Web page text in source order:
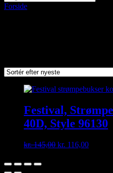
Forside
Festival,
40D, Style 96130
kr.145,00 Original
kr. 116,00Current